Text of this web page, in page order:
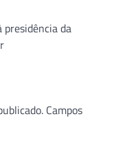
presidência da
Campos